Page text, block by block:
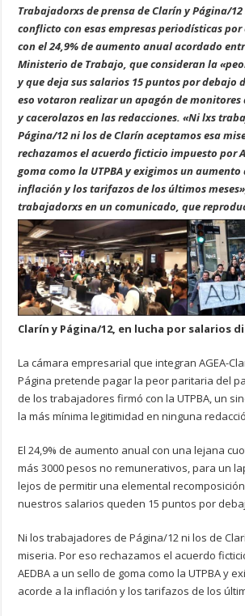
Trabajadorxs de prensa de Clarín y Página/
conflicto con esas empresas periodísticas por
con el 24,9% de aumento anual acordado
Ministerio de Trabajo, que consideran la
y que deja sus salarios 15 puntos por debajo
eso votaron realizar un apagón de
y cacerolazos en las redacciones. «Ni lxs
Página/12 ni los de Clarín aceptamos esa
rechazamos el acuerdo ficticio impuesto por
goma como la UTPBA y exigimos un aumento
inflación y los tarifazos de los últimos
trabajadorxs en un comunicado, que
Clarín y Página/12, en lucha por salarios
La cámara empresarial que integran AGEA-
Página pretende pagar la peor paritaria del
de los trabajadores firmó con la UTPBA, un
la más mínima legitimidad en ninguna
El 24,9% de aumento anual con una lejana
más 3000 pesos no remunerativos, para un
lejos de permitir una elemental
nuestros salarios queden 15 puntos por
Ni los trabajadores de Página/12 ni los de
miseria. Por eso rechazamos el acuerdo
AEDBA a un sello de goma como la UTPBA y
acorde a la inflación y los tarifazos de los